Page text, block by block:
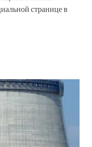
странице в